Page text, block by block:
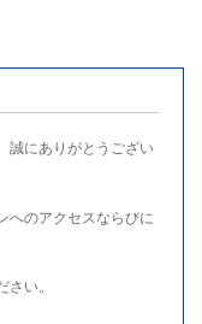
誠にありがとうござい
へのアクセスならびに
い。